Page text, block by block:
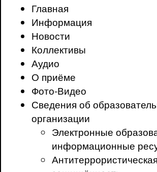
Главная
Информация
Новости
Коллективы
Аудио
О приёме
Фото-Видео
Сведения об
организации
Электронные
информационные
Антитеррористическая